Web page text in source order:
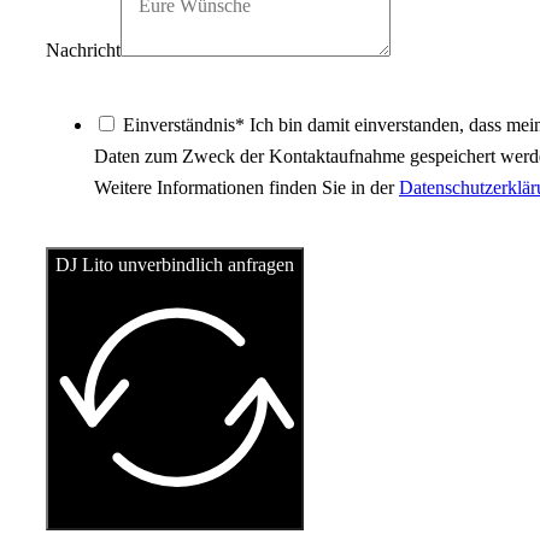
Nachricht
Einverständnis* Ich bin damit einverstanden, dass
Daten zum Zweck der Kontaktaufnahme gespeichert
Weitere Informationen finden Sie in der
DJ Lito unverbindlich anfragen